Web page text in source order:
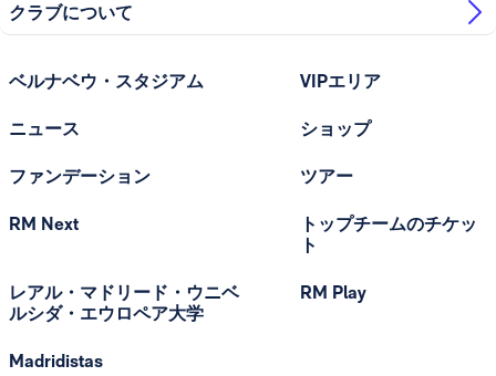
クラブについて
ベルナベウ・スタジアム
ニュース
ファンデーション
RM Next
レアル・マドリード・ウニベ
ルシダ・エウロペア大学
Madridistas
VIPエリア
ショップ
ツアー
トップチームのチケッ
ト
RM Play